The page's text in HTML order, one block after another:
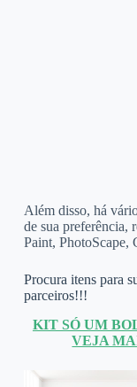
Além disso, há
de sua preferência,
Paint, PhotoScape,
Procura itens para
parceiros!!!
KIT SÓ UM
VEJA